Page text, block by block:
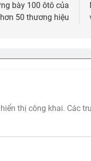
bày 100 ôtô của
hơn 50 thương hiệu
thị công khai. Các